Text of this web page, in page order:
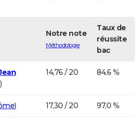
Notre note
Méthodologie
Taux de
réussite
bac
)
14,76 / 20 84,6 %
) 17,30 / 20 97,0 %